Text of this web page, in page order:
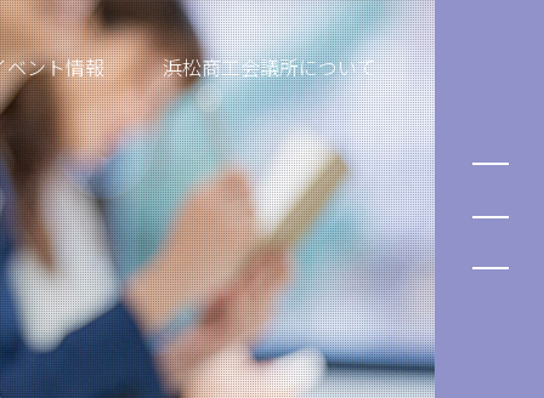
ント情報 浜松商工会議所について